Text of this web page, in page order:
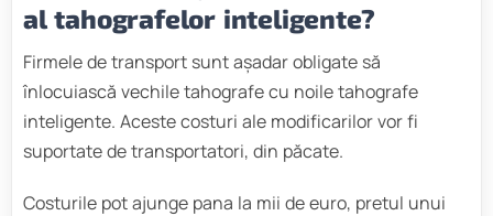
al tahografelor inteligente?
Firmele de transport sunt așadar obligate să
înlocuiască vechile tahografe cu noile tahografe
inteligente. Aceste costuri ale modificarilor vor fi
suportate de transportatori, din păcate.
Costurile pot ajunge pana la mii de euro, pretul unui